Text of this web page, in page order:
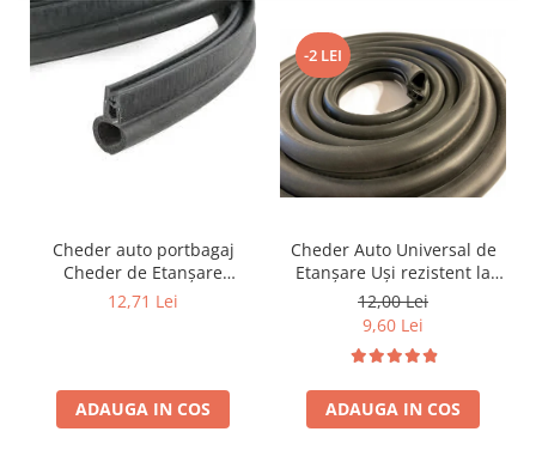
Cheder auto portbagaj
Cheder de Etanșare
Profesional din Cauciuc -
Liniar
12,71 Lei
ADAUGA IN COS
-2 LEI
Cheder Auto Universal de
Etanșare Uși rezistent la
intemperii, raze UV,
îmbătrânire și temperaturi
extreme
12,00 Lei
9,60 Lei
ADAUGA IN COS